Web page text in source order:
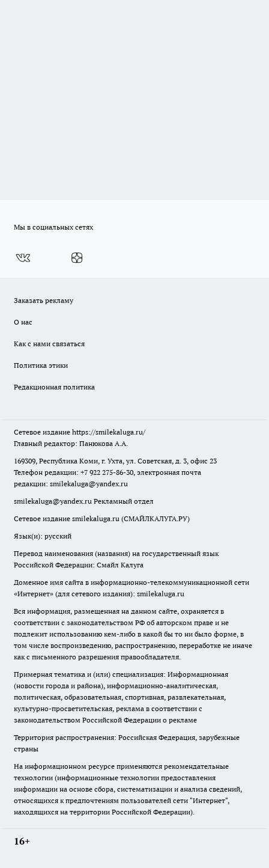
Мы в социальных сетях
Заказать рекламу
О нас
Как с нами связаться
Политика этики
Редакционная политика
Сетевое издание https://smilekaluga.ru/
Главный редактор: Панюкова А.А.
169309, Республика Коми, г. Ухта, ул. Советская, д. 3, офис 23
Телефон редакции: +7 922 275-86-30, электронная почта
редакции: smilekaluga@yandex.ru
smilekaluga@yandex.ru Рекламный отдел
Сетевое издание smilekaluga.ru (СМАЙЛКАЛУГА.РУ)
Язык(и): русский
Перевод наименования (названия) на государственный язык
Российской Федерации: Смайл Калуга
Доменное имя сайта в информационно-телекоммуникационной сети
«Интернет» (для сетевого издания): smilekaluga.ru
Вся информация, размещенная на данном сайте, охраняется в
соответствии с законодательством РФ об авторском праве и не
подлежит использованию кем-либо в какой бы то ни было форме, в
том числе воспроизведению, распространению, переработке не иначе
как с письменного разрешения правообладателя.
Примерная тематика и (или) специализация: Информационная
(новости города и района), информационно-аналитическая,
политическая, образовательная, спортивная, развлекательная,
культурно-просветительская, реклама в соответствии с
законодательством Российской Федерации о рекламе
Территория распространения: Российская Федерация, зарубежные
страны
На информационном ресурсе применяются рекомендательные
технологии (информационные технологии предоставления
информации на основе сбора, систематизации и анализа сведений,
относящихся к предпочтениям пользователей сети "Интернет",
находящихся на территории Российской Федерации).
16+